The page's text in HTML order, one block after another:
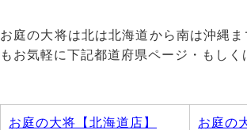
お庭の大将は北は北海道から南は沖縄
もお気軽に下記都道府県ページ・もしく
お庭の大将【北海道店】 お庭の